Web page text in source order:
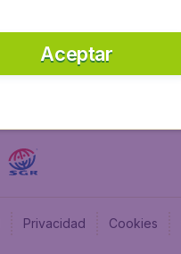
Privacidad Cookies
Aceptar